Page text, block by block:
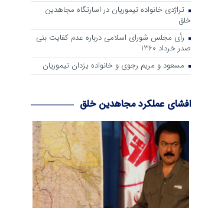
تراژدی خانواده تیموریان در اسارتگاه مجاهدین
خلق
رأی مجلس شورای اسلامی درباره عدم كفایت بنی
صدر خرداد 1360
مسعود و مریم رجوی و خانواده یزدان تیموریان
افشای عملکرد مجاهدین خلق